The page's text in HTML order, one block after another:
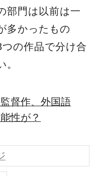
部門は以前は一
多かったもの
の作品で分け合
督作、外国語
性が？